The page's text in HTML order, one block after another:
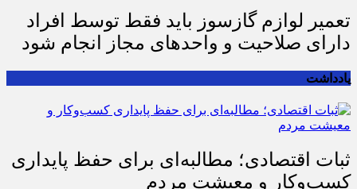
تعمیر لوازم گازسوز باید فقط توسط افراد
دارای صلاحیت و واحدهای مجاز انجام شود
یادداشت
ثبات اقتصادی؛ مطالبه‌ای برای حفظ پایداری
کسب‌وکار و معیشت مردم